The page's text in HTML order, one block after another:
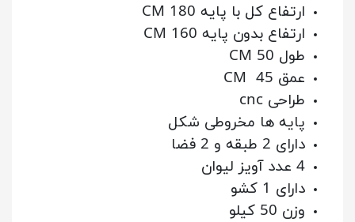
ارتفاع کل با پایه 180 CM
ارتفاع بدون پایه 160 CM
طول 50 CM
عمق 45 CM
طراحی cnc
پایه ها مخروطی شکل
دارای 2 طبقه و 2 فضا
4 عدد آویز لیوان
دارای 1 کشو
وزن 50 کیلو